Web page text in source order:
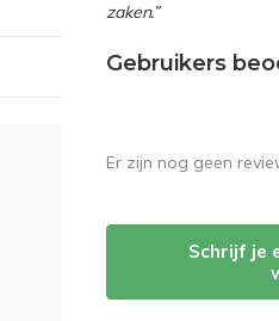
zaken.”
Gebruikers
Er zijn nog geen
Schrijf je